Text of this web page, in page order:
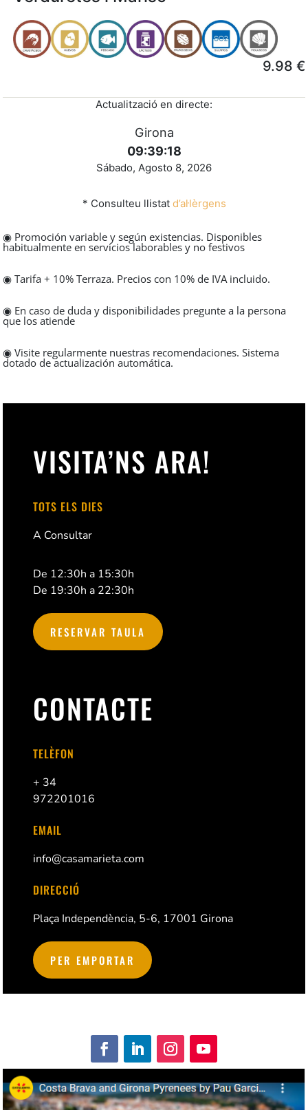
9.98 €
Actualització en directe:
Girona
09:39:19
Sábado, Agosto 8, 2026
* Consulteu llistat d’al·lèrgens
◉ Promoción variable y según existencias. Disponibles
habitualmente en servicios laborables y no festivos
◉ Tarifa + 10% Terraza. Precios con 10% de IVA incluido.
◉ En caso de duda y disponibilidades pregunte a la persona
que los atiende
◉ Visite regularmente nuestras recomendaciones. Sistema
dotado de actualización automática.
VISITA’NS ARA!
TOTS ELS DIES
A Consultar
De 12:30h a 15:30h
De 19:30h a 22:30h
RESERVAR TAULA
CONTACTE
TELÈFON
+ 34
972201016
EMAIL
info@casamarieta.com
DIRECCIÓ
Plaça Independència, 5-6, 17001 Girona
PER EMPORTAR